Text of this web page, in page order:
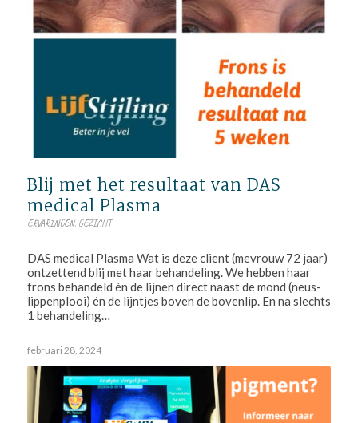
Blij met het resultaat van DAS
medical Plasma
ERVARINGEN, GEZICHT
DAS medical Plasma Wat is deze client (mevrouw 72 jaar)
ontzettend blij met haar behandeling. We hebben haar
frons behandeld én de lijnen direct naast de mond (neus-
lippenplooi) én de lijntjes boven de bovenlip. En na slechts
1 behandeling…
februari 28, 2024